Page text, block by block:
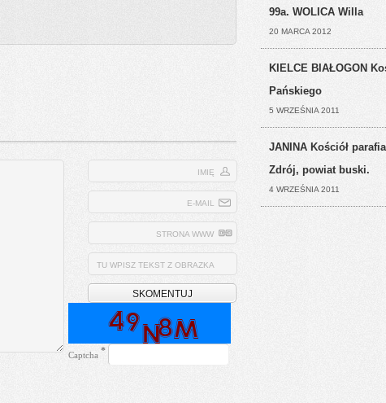
IMIĘ
E-MAIL
STRONA WWW
TU WPISZ TEKST Z OBRAZKA
Captcha *
99a. WOLICA Willa
20 MARCA 2012
KIELCE BIAŁOGON
Pańskiego
5 WRZEŚNIA 2011
JANINA Kościół
Zdrój, powiat buski.
4 WRZEŚNIA 2011